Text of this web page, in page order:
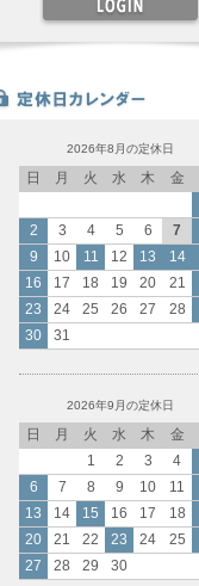
2026年8月の定休日
日 月 火 水 木 金
2
3 4 5 6 7
9
10 11 12 13 14
16
17 18 19 20 21
23
24 25 26 27 28
30
31
2026年9月の定休日
日 月 火 水 木 金
1
2 3 4
6
7 8 9 10 11
13
14 15 16 17 18
20
21 22 23 24 25
27
28 29 30